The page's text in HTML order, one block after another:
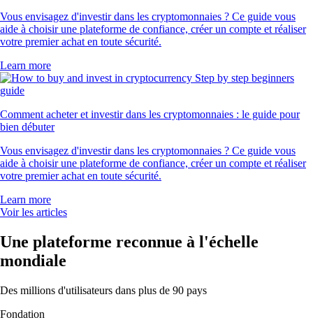
Vous envisagez d'investir dans les cryptomonnaies ? Ce guide vous
aide à choisir une plateforme de confiance, créer un compte et réaliser
votre premier achat en toute sécurité.
Learn more
Comment acheter et investir dans les cryptomonnaies : le guide pour
bien débuter
Vous envisagez d'investir dans les cryptomonnaies ? Ce guide vous
aide à choisir une plateforme de confiance, créer un compte et réaliser
votre premier achat en toute sécurité.
Learn more
Voir les articles
Une plateforme reconnue à l'échelle
mondiale
Des millions d'utilisateurs dans plus de 90 pays
Fondation